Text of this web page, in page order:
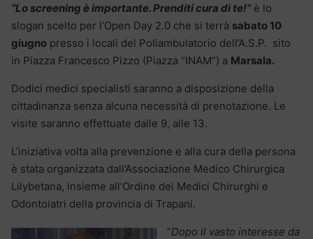
“Lo screening è importante. Prenditi cura di te!”è lo
slogan scelto per l’Open Day 2.0 che si terrà sabato 10
giugno presso i locali del Poliambulatorio dell’A.S.P. sito
in Piazza Francesco Pizzo (Piazza “INAM”) a Marsala.
Dodici medici specialisti saranno a disposizione della
cittadinanza senza alcuna necessità di prenotazione. Le
visite saranno effettuate dalle 9, alle 13.
L’iniziativa volta alla prevenzione e alla cura della persona
è stata organizzata dall’Associazione Medico Chirurgica
Lilybetana, insieme all’Ordine dei Medici Chirurghi e
Odontoiatri della provincia di Trapani.
“Dopo il vasto interesse da